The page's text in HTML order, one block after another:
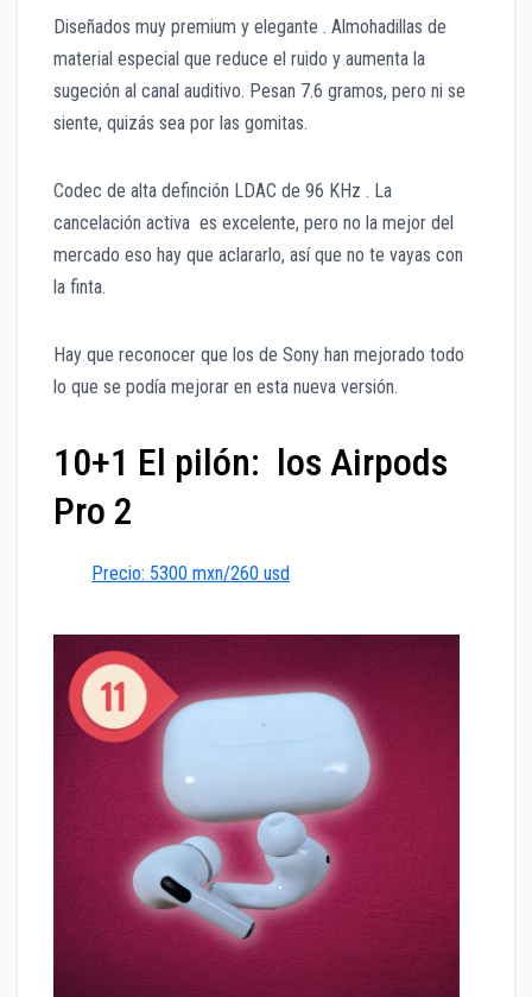
Diseñados muy premium y elegante . Almohadillas de
material especial que reduce el ruido y aumenta la
sugeción al canal auditivo. Pesan 7.6 gramos, pero ni se
siente, quizás sea por las gomitas.
Codec de alta definción LDAC de 96 KHz . La
cancelación activa es excelente, pero no la mejor del
mercado eso hay que aclararlo, así que no te vayas con
la finta.
Hay que reconocer que los de Sony han mejorado todo
lo que se podía mejorar en esta nueva versión.
10+1 El pilón: los Airpods
Pro 2
Precio: 5300 mxn/260 usd